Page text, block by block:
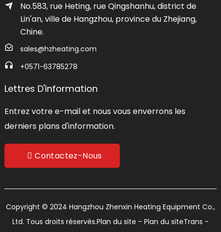
No.583, rue Heting, rue Qingshanhu, district de
Lin'an, ville de Hangzhou, province du Zhejiang,
Chine.
sales@hzheating.com
+0571-63785278
Lettres D'information
Entrez votre e-mail et nous vous enverrons les
derniers plans d'information.
Contactez-Nous
Copyright © 2024 Hangzhou Zhenxin Heating Equipment Co.,
Ltd. Tous droits réservés.Plan du site - Plan du siteTrans -